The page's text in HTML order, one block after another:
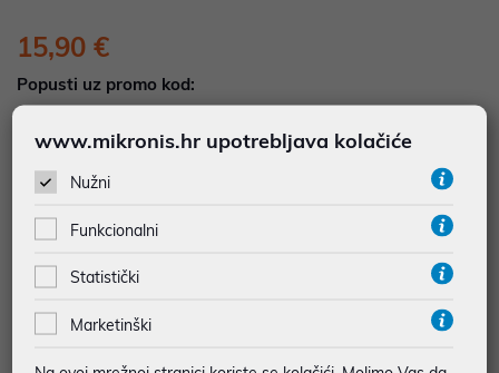
15,90 €
Popusti uz promo kod:
pay, Virman, Gotovina, Crypto) uz promo kod
"POPUST" , popusti se međusobno ne zbrajaju
Dodajte u košaricu
najam za pravne osobe od 12 do 36 mj. već od
www.mikronis.hr upotrebljava kolačiće
Nužni
Funkcionalni
Statistički
Marketinški